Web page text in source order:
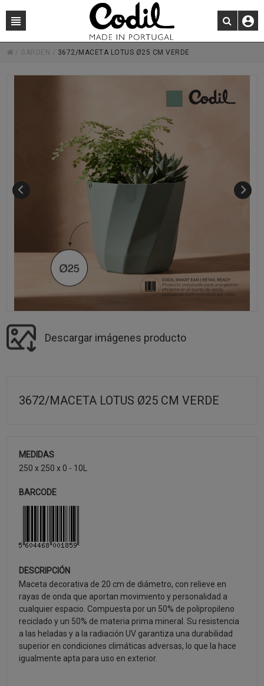
/ GARDEN / 3672/MACETA LOTUS Ø25 CM VERDE
Descargar imágenes producto
3672/MACETA LOTUS Ø25 CM VERDE
MEDIDAS
250 x 250 x 0 - 10L
BARCODE
DESCRIPCIÓN
Maceta decorativa de 20 cm de diámetro, con relieve en
rayas de onda que aportan movimiento y personalidad a
cualquier espacio. Compuesta por un 50% de polipropileno
reciclado y un 50% de materia prima mineral. Su resistencia
a las heladas y a la radiación UV garantiza una durabilidad
superior en condiciones climáticas adversas, lo que la hace
igualmente apta para uso en exterior.